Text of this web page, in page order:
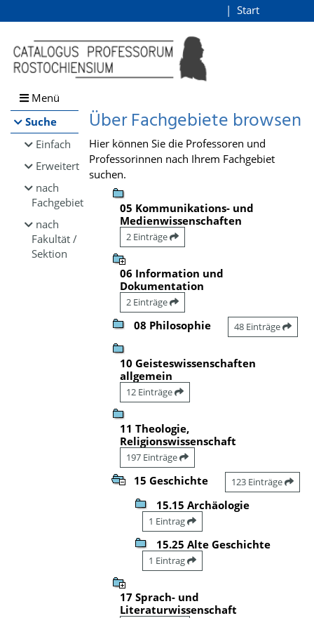
Browsen
direkt zum Inhalt
Start
Menü
Suche
Einfach
Erweitert
nach
Fachgebiet
nach
Fakultät /
Sektion
Über Fachgebiete browsen
Hier können Sie die Professoren und
Professorinnen nach Ihrem Fachgebiet
suchen.
05 Kommunikations- und
Medienwissenschaften
2 Einträge
06 Information und
Dokumentation
2 Einträge
08 Philosophie 48 Einträge
10 Geisteswissenschaften
allgemein
12 Einträge
11 Theologie,
Religionswissenschaft
197 Einträge
15 Geschichte 123 Einträge
15.15 Archäologie
1 Eintrag
15.25 Alte Geschichte
1 Eintrag
17 Sprach- und
Literaturwissenschaft